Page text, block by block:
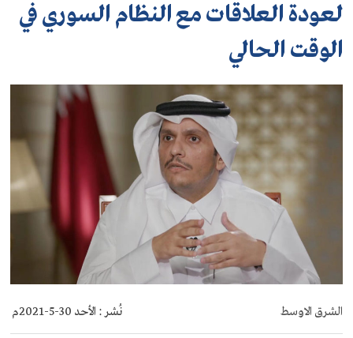
لعودة العلاقات مع النظام السوري في
الوقت الحالي
الشرق الاوسط نُشر : الأحد 30-5-2021م